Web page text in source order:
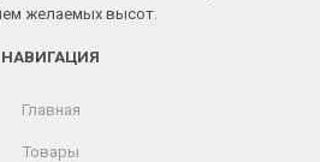
желаемых высот.
НАВИГАЦИЯ
Главная
Товары